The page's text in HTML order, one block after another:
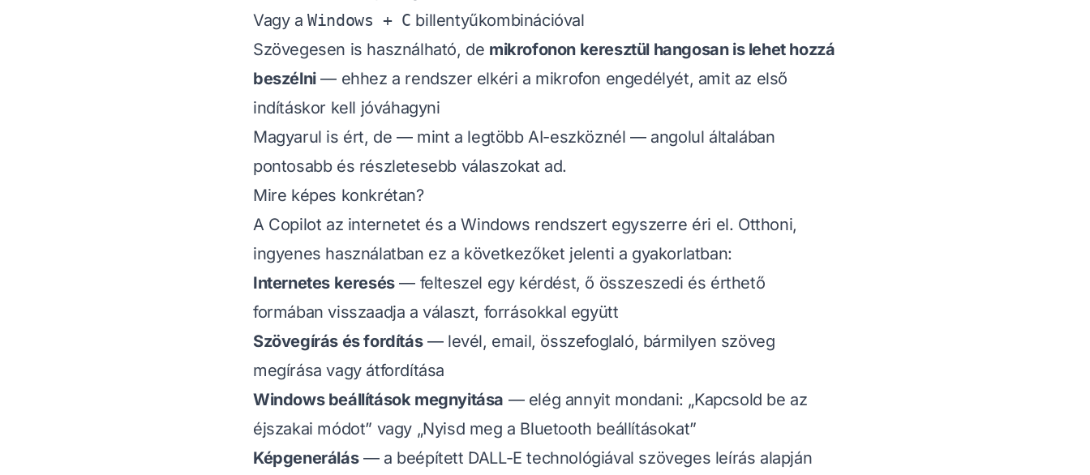
Vagy aWindows + C billentyűkombinációval
Szövegesen is használható, de mikrofonon keresztül hangosan is lehet hozzá
beszélni— ehhez a rendszer elkéri a mikrofon engedélyét, amit az első
indításkor kell jóváhagyni
Magyarul is ért, de — mint a legtöbb AI-eszköznél — angolul általában
pontosabb és részletesebb válaszokat ad.
Mire képes konkrétan?
A Copilot az internetet és a Windows rendszert egyszerre éri el. Otthoni,
ingyenes használatban ez a következőket jelenti a gyakorlatban:
Internetes keresés— felteszel egy kérdést, ő összeszedi és érthető
formában visszaadja a választ, forrásokkal együtt
Szövegírás és fordítás— levél, email, összefoglaló, bármilyen szöveg
megírása vagy átfordítása
Windows beállítások megnyitása — elég annyit mondani: „Kapcsold be az
éjszakai módot” vagy „Nyisd meg a Bluetooth beállításokat”
Képgenerálás— a beépített DALL-E technológiával szöveges leírás alapján